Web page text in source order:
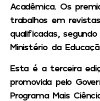
Acadêmica. Os
trabalhos em
qualificadas,
Ministério da
Esta é a terceira
promovida pelo
Programa Mais